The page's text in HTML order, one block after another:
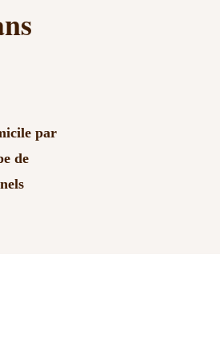
par
de